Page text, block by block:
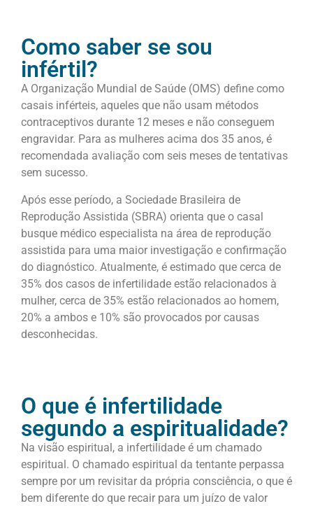
Como saber se sou
infértil?
A Organização Mundial de Saúde (OMS) define como
casais inférteis, aqueles que não usam métodos
contraceptivos durante 12 meses e não conseguem
engravidar. Para as mulheres acima dos 35 anos, é
recomendada avaliação com seis meses de tentativas
sem sucesso.
Após esse período, a Sociedade Brasileira de
Reprodução Assistida (SBRA) orienta que o casal
busque médico especialista na área de reprodução
assistida para uma maior investigação e confirmação
do diagnóstico. Atualmente, é estimado que cerca de
35% dos casos de infertilidade estão relacionados à
mulher, cerca de 35% estão relacionados ao homem,
20% a ambos e 10% são provocados por causas
desconhecidas.
O que é infertilidade
segundo a espiritualidade?
Na visão espiritual, a infertilidade é um chamado
espiritual. O chamado espiritual da tentante perpassa
sempre por um revisitar da própria consciência, o que é
bem diferente do que recair para um juízo de valor